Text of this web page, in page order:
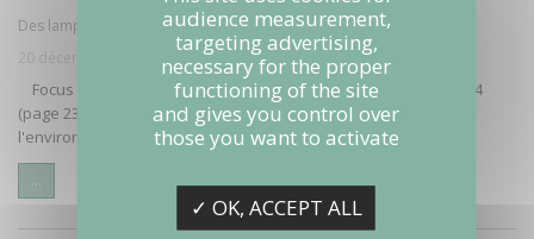
Des lampadaires au service du bruit à Lorient
20 décembre 2017
Focus sur le projet CENSE dans le magazine "Écho bruit" N°154
(page 23) à l'occasion des 8es assises de la qualité de
l'environnement sonore (27-29 novembre 2017)
...
audience measurement,
targeting advertising,
necessary for the proper
functioning of the site
and gives you control over
those you want to activate
✓ OK, ACCEPT ALL